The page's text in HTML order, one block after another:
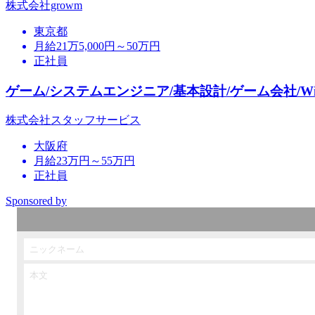
株式会社growm
東京都
月給21万5,000円～50万円
正社員
ゲーム/システムエンジニア/基本設計/ゲーム会社/
株式会社スタッフサービス
大阪府
月給23万円～55万円
正社員
Sponsored by